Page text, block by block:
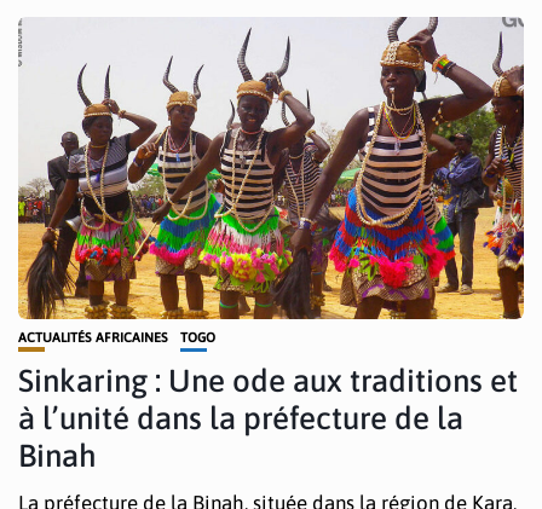
ACTUALITÉS AFRICAINES TOGO
Sinkaring : Une ode aux traditions et
à l’unité dans la préfecture de la
Binah
La préfecture de la Binah, située dans la région de Kara,